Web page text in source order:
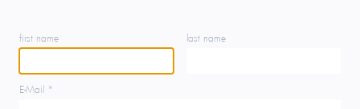
first name last name
E-Mail *